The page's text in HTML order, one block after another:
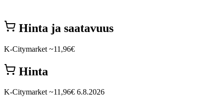
Hinta ja saatavuus
K-Citymarket ~11,96€
Hinta
K-Citymarket ~11,96€ 6.8.2026